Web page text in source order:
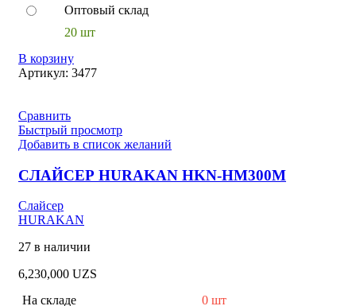
Оптовый склад
20 шт
В корзину
Артикул: 3477
Сравнить
Быстрый просмотр
Добавить в список желаний
СЛАЙСЕР HURAKAN HKN-HM300M
Слайсер
HURAKAN
27 в наличии
6,230,000 UZS
На складе
0 шт